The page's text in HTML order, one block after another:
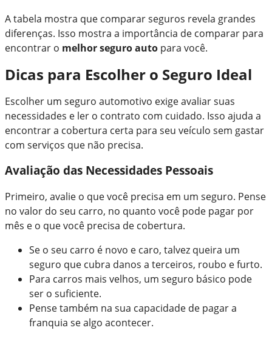
A tabela mostra que comparar seguros revela grandes
diferenças. Isso mostra a importância de comparar para
encontrar o melhor seguro auto para você.
Dicas para Escolher o Seguro Ideal
Escolher um seguro automotivo exige avaliar suas
necessidades e ler o contrato com cuidado. Isso ajuda a
encontrar a cobertura certa para seu veículo sem gastar
com serviços que não precisa.
Avaliação das Necessidades Pessoais
Primeiro, avalie o que você precisa em um seguro. Pense
no valor do seu carro, no quanto você pode pagar por
mês e o que você precisa de cobertura.
Se o seu carro é novo e caro, talvez queira um
seguro que cubra danos a terceiros, roubo e furto.
Para carros mais velhos, um seguro básico pode
ser o suficiente.
Pense também na sua capacidade de pagar a
franquia se algo acontecer.